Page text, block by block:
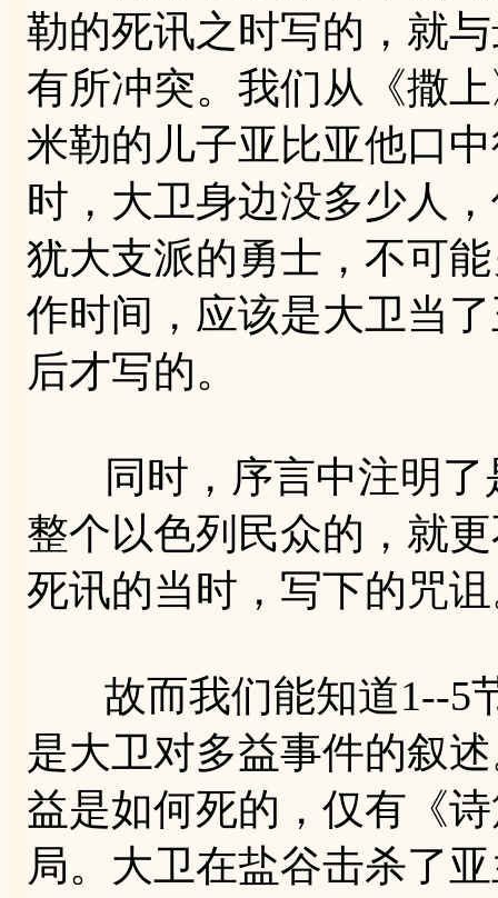
勒的死讯之时写的，就
有所冲突。我们从《撒
米勒的儿子亚比亚他口
时，大卫身边没多少人
犹大支派的勇士，不可
作时间，应该是大卫当
后才写的。
同时，序言中注明了
整个以色列民众的，就
死讯的当时，写下的咒
故而我们能知道1--5
是大卫对多益事件的叙
益是如何死的，仅有《
局。大卫在盐谷击杀了